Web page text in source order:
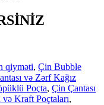
qiyməti, Çin Bubble
və Zərf Kağız
Poçta, Çin Çantası
və Kraft Poçtaları,